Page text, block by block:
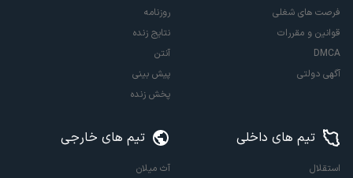
فرصت های شغلی
قوانین و مقررات
DMCA
آگهی دولتی
روزنامه
نتایج زنده
آنتن
پیش بینی
پخش زنده
تیم های داخلی
استقلال
تیم های خارجی
آث میلان